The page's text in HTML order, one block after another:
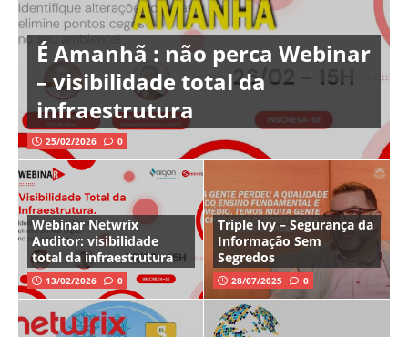
É Amanhã : não perca Webinar
– visibilidade total da
infraestrutura
25/02/2026 0
Webinar Netwrix
Auditor: visibilidade
total da infraestrutura
13/02/2026 0
Triple Ivy – Segurança da
Informação Sem
Segredos
28/07/2025 0